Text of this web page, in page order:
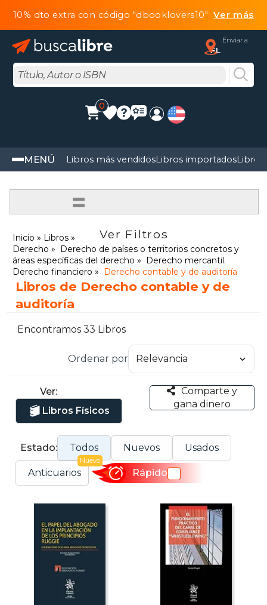
10% dto extra con código "dbooklovers10"Ver más
Enviar a
FL
0
MENÚ Libros más vendidosLibros importadosLibros
=
Ver Filtros
Inicio
Libros
Derecho
Derecho de países o territorios concretos y
áreas específicas del derecho
Derecho mercantil.
Derecho financiero
Derecho contable y de auditoría
Libros de Derecho contable y de
auditoría
Encontramos 33 Libros
Ordenar por
Ver:
Libros Físicos
Comparte y
gana dinero
Estado: Todos Nuevos Usados
Anticuarios
Nuevo
Rápido